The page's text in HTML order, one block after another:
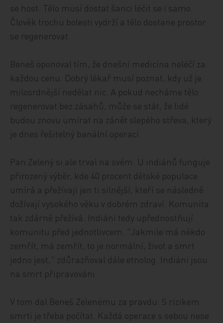
se host. Tělo musí dostat šanci léčit se i samo.
Člověk trochu bolesti vydrží a tělo dostane prostor
se regenerovat.
Beneš oponoval tím, že dnešní medicína neléčí za
každou cenu. Dobrý lékař musí poznat, kdy už je
milosrdnější nedělat nic. A pokud necháme tělo
regenerovat bez zásahů, může se stát, že lidé
budou znovu umírat na zánět slepého střeva, který
je dnes řešitelný banální operací.
Pan Zelený si ale trval na svém. U indiánů funguje
přirozený výběr, kde 40 procent dětské populace
umírá a přežívají jen ti silnější, kteří se následně
dožívají vysokého věku v dobrém zdraví. Komunita
tak zdárně přežívá. Indiáni tedy upřednostňují
komunitu před jednotlivcem. "Jakmile má někdo
zemřít, má zemřít, to je normální, život a smrt
jedno jest," zdůrazňoval dále etnolog. Indiáni jsou
na smrt připravováni.
V tom dal Beneš Zelenému za pravdu. S rizikem
smrti je třeba počítat. Každá operace s sebou nese